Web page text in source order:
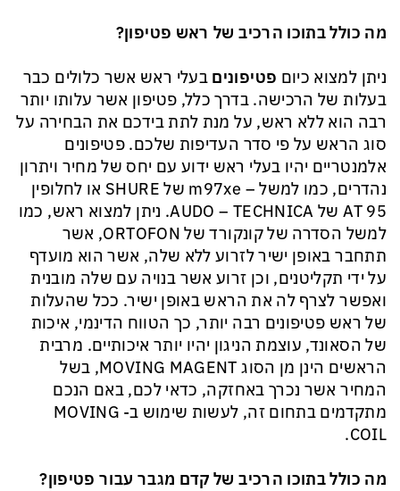
מה כולל בתוכו הרכיב של ראש פטיפון?
ניתן למצוא כיום פטיפונים בעלי ראש אשר כלולים כבר
בעלות של הרכישה. בדרך כלל, פטיפון אשר עלותו יותר
רבה הוא ללא ראש, על מנת לתת בידכם את הבחירה על
סוג הראש על פי סדר העדיפות שלכם. פטיפונים
אלמנטריים יהיו בעלי ראש ידוע עם יחס של מחיר ויתרון
נהדרים, כמו למשל – m97xe של SHURE או לחלופין
AT 95 של AUDO – TECHNICA. ניתן למצוא ראש, כמו
למשל הסדרה של קונקורד של ORTOFON, אשר
תתחבר באופן ישיר לזרוע ללא שלה, אשר הוא מועדף
על ידי תקליטנים, וכן זרוע אשר בנויה עם שלה מובנית
ואפשר לצרף לה את הראש באופן ישיר. ככל שהעלות
של ראש פטיפונים רבה יותר, כך הטווח הדינמי, איכות
של הסאונד, עוצמת הניגון יהיו יותר איכותיים. מרבית
הראשים הינן מן הסוג MOVING MAGENT, בשל
המחיר אשר נכרך באחזקה, כדאי לכם, באם הנכם
מתקדמים בתחום זה, לעשות שימוש ב- MOVING
COIL.
מה כולל בתוכו הרכיב של קדם מגבר עבור פטיפון?